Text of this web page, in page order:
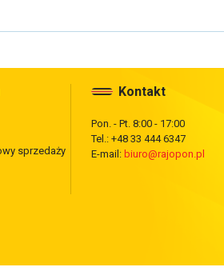
sprzedaży
Kontakt
Pon. - Pt. 8:00 - 17:00
Tel.: +48 33 444 6347
E-mail: biuro@rajopon.pl